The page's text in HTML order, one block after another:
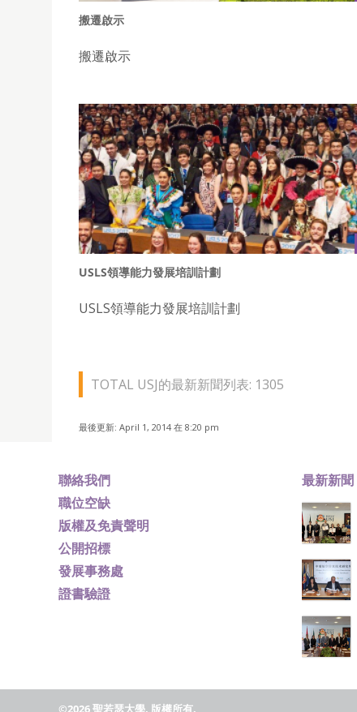
搬遷啟示
搬遷啟示
USLS領導能力發展培訓計劃
USLS領導能力發展培訓計劃
TOTAL USJ的最新新聞列表: 1305
最後更新: April 1, 2014 在 8:20 pm
聯絡我們
職位空缺
版權及免責聲明
公開招標
發展事務處
證書驗證
最新新聞
©2026 聖若瑟大學, 版權所有.